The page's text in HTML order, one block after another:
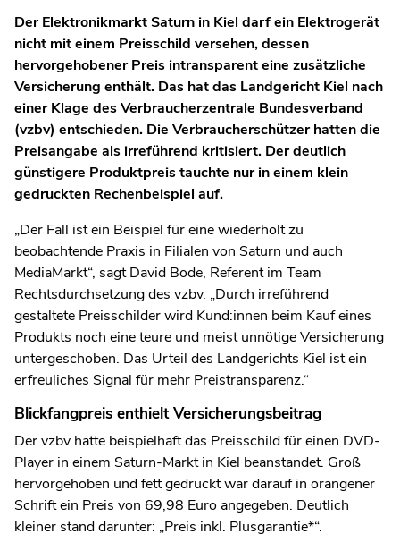
Der Elektronikmarkt Saturn in Kiel darf ein Elektrogerät
nicht mit einem Preisschild versehen, dessen
hervorgehobener Preis intransparent eine zusätzliche
Versicherung enthält. Das hat das Landgericht Kiel nach
einer Klage des Verbraucherzentrale Bundesverband
(vzbv) entschieden. Die Verbraucherschützer hatten die
Preisangabe als irreführend kritisiert. Der deutlich
günstigere Produktpreis tauchte nur in einem klein
gedruckten Rechenbeispiel auf.
„Der Fall ist ein Beispiel für eine wiederholt zu
beobachtende Praxis in Filialen von Saturn und auch
MediaMarkt“, sagt David Bode, Referent im Team
Rechtsdurchsetzung des vzbv. „Durch irreführend
gestaltete Preisschilder wird Kund:innen beim Kauf eines
Produkts noch eine teure und meist unnötige Versicherung
untergeschoben. Das Urteil des Landgerichts Kiel ist ein
erfreuliches Signal für mehr Preistransparenz.“
Blickfangpreis enthielt Versicherungsbeitrag
Der vzbv hatte beispielhaft das Preisschild für einen DVD-
Player in einem Saturn-Markt in Kiel beanstandet. Groß
hervorgehoben und fett gedruckt war darauf in orangener
Schrift ein Preis von 69,98 Euro angegeben. Deutlich
kleiner stand darunter: „Preis inkl. Plusgarantie*“.